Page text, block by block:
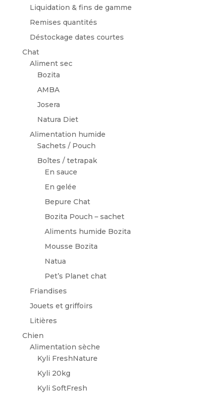
Liquidation & fins de gamme
Remises quantités
Déstockage dates courtes
Chat
Aliment sec
Bozita
AMBA
Josera
Natura Diet
Alimentation humide
Sachets / Pouch
Boîtes / tetrapak
En sauce
En gelée
Bepure Chat
Bozita Pouch – sachet
Aliments humide Bozita
Mousse Bozita
Natua
Pet’s Planet chat
Friandises
Jouets et griffoirs
Litières
Chien
Alimentation sèche
Kyli FreshNature
Kyli 20kg
Kyli SoftFresh